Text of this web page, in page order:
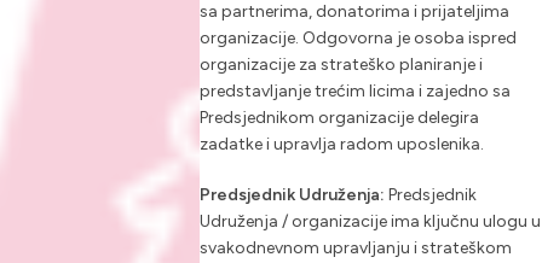
sa partnerima, donatorima i prijateljima
organizacije. Odgovorna je osoba ispred
organizacije za strateško planiranje i
predstavljanje trećim licima i zajedno sa
Predsjednikom organizacije delegira
zadatke i upravlja radom uposlenika.
Predsjednik Udruženja: Predsjednik
Udruženja / organizacije ima ključnu ulogu u
svakodnevnom upravljanju i strateškom